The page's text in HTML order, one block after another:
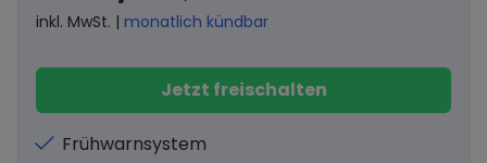
inkl. MwSt. | monatlich kündbar
Jetzt freischalten
Frühwarnsystem